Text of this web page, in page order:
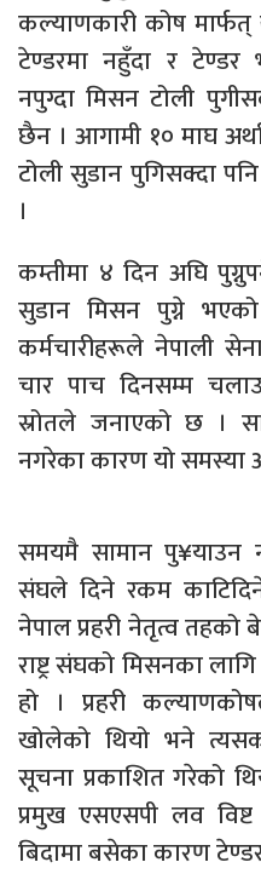
कल्याणकारी कोष
टेण्डरमा नहुँदा र
नपुग्दा मिसन टोली
छैन । आगामी १० माघ
टोली सुडान पुगिसक्दा
।
कम्तीमा ४ दिन अघि
सुडान मिसन पुग्ने
कर्मचारीहरूले नेपाली
चार पाच दिनसम्म
स्रोतले जनाएको छ ।
नगरेका कारण यो समस्या
समयमै सामान पु¥याउन
संघले दिने रकम
नेपाल प्रहरी नेतृत्व
राष्ट्र संघको मिसनका
हो । प्रहरी
खोलेको थियो भने
सूचना प्रकाशित गरेको
प्रमुख एसएसपी लव
बिदामा बसेका कारण टेण्डर